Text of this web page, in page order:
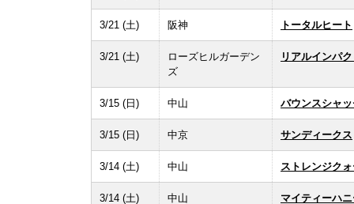
3/21 (土) 阪神 トータルヒート
3/21 (土)
ローズヒルガーデン
ズ
リアルインパ
3/15 (日) 中山 バウンスシャ
3/15 (日) 中京 サンディークス
3/14 (土) 中山 ストレンジク
3/14 (土) 中山 マイティーハ